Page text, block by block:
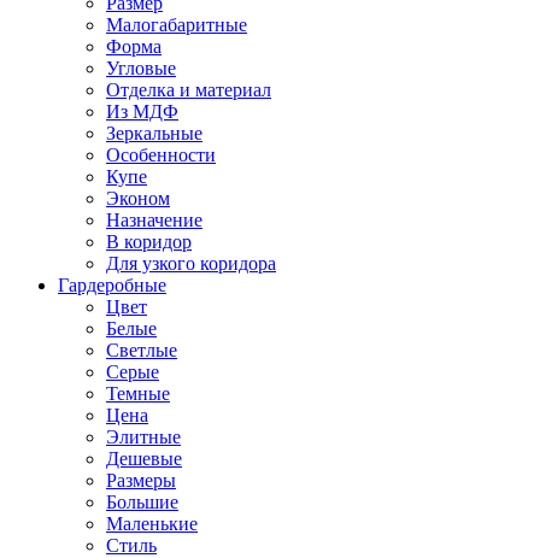
Малогабаритные
Форма
Угловые
Отделка и материал
Из МДФ
Зеркальные
Особенности
Купе
Эконом
Назначение
В коридор
Для узкого коридора
Гардеробные
Цвет
Белые
Светлые
Серые
Темные
Цена
Элитные
Дешевые
Размеры
Большие
Маленькие
Стиль